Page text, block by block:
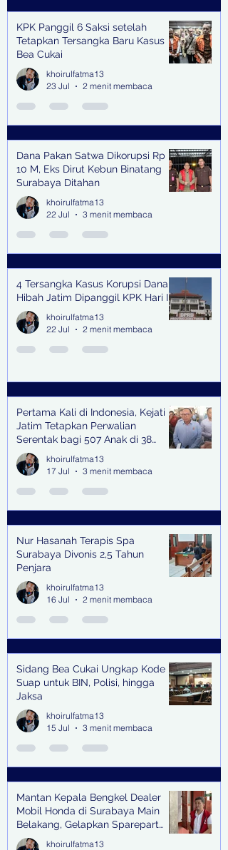
KPK Panggil 6 Saksi setelah
Tetapkan Tersangka Baru Kasus
Bea Cukai
khoirulfatma13
23 Jul
2 menit membaca
Dana Pakan Satwa Dikorupsi Rp
10 M, Eks Dirut Kebun Binatang
Surabaya Ditahan
khoirulfatma13
22 Jul
3 menit membaca
4 Tersangka Kasus Korupsi Dana
Hibah Jatim Dipanggil KPK Hari Ini
khoirulfatma13
22 Jul
2 menit membaca
Pertama Kali di Indonesia, Kejati
Jatim Tetapkan Perwalian
Serentak bagi 507 Anak di 38
Kabupaten & Kota
khoirulfatma13
17 Jul
3 menit membaca
Nur Hasanah Terapis Spa
Surabaya Divonis 2,5 Tahun
Penjara
khoirulfatma13
16 Jul
2 menit membaca
Sidang Bea Cukai Ungkap Kode
Suap untuk BIN, Polisi, hingga
Jaksa
khoirulfatma13
15 Jul
3 menit membaca
Mantan Kepala Bengkel Dealer
Mobil Honda di Surabaya Main
Belakang, Gelapkan Sparepart
Senilai Rp 1,9 Miliar
khoirulfatma13